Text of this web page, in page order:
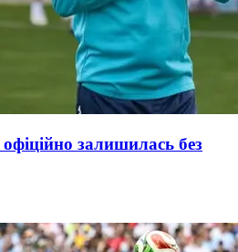
залишилась без